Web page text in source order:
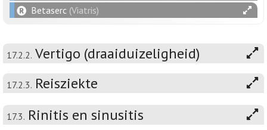
Betaserc (Viatris)
17.2.2. Vertigo (draaiduizeligheid)
17.2.3. Reisziekte
17.3. Rinitis en sinusitis